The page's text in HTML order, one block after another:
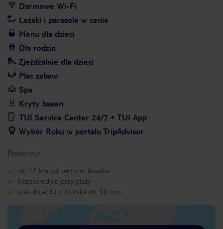
Darmowe Wi-Fi
Leżaki i parasole w cenie
Menu dla dzieci
Dla rodzin
Zjeżdżalnie dla dzieci
Plac zabaw
Spa
Kryty basen
TUI Service Center 24/7 + TUI App
Wybór Roku w portalu TripAdvisor
Położenie:
ok. 12 km od centrum Avsallar
bezpośrednio przy plaży
czas dojazdu z lotniska ok. 90 min